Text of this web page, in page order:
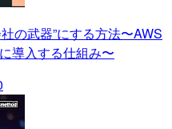
の武器”にする方法〜AWS
導入する仕組み〜